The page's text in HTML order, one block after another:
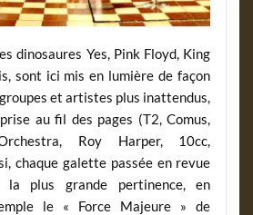
dinosaures Yes, Pink Floyd, King
sont ici mis en lumière de façon
et artistes plus inattendus,
au fil des pages (T2, Comus,
Roy Harper, 10cc,
chaque galette passée en revue
la plus grande pertinence, en
le « Force Majeure » de